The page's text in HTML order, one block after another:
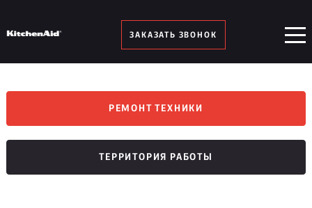
ЗАКАЗАТЬ ЗВОНОК
РЕМОНТ ТЕХНИКИ
ТЕРРИТОРИЯ РАБОТЫ